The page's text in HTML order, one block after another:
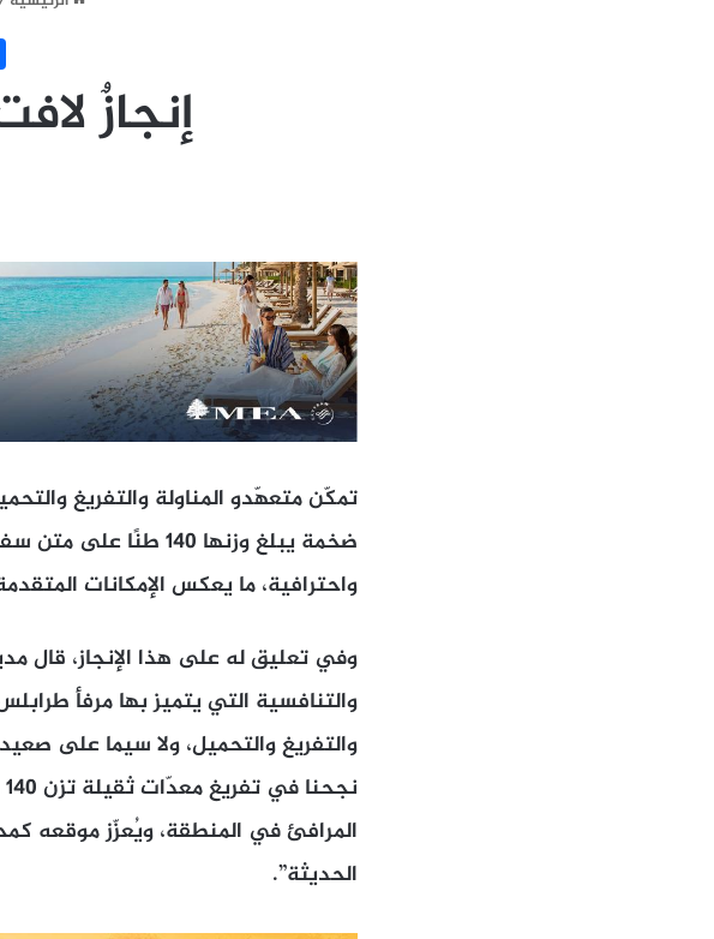
إنجازٌ
تمكّن متعهّدو المناولة والتفريغ
ضخمة يبلغ وزنها
واحترافية، ما يعكس الإمكانات
وفي تعليق له على هذا الإنجاز، قال
والتنافسية التي يتميز بها مرفأ
والتفريغ والتحميل، ولا سيما على
المرافئ في المنطقة، ويُعزّز موقعه
الحديثة”.